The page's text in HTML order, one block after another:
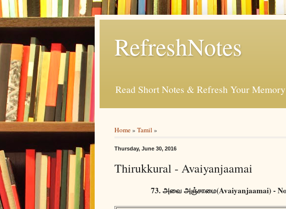
RefreshNotes
Read Short Notes & Refresh Your Memory
Home» Tamil »
Thursday, June 30, 2016
Thirukkural - Avaiyanjaamai
73. அவை அஞ்சாமை(Avaiyanjaamai) -